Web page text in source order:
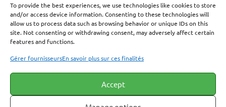
To provide the best experiences, we use technologies like cookies to store
and/or access device information. Consenting to these technologies will
allow us to process data such as browsing behavior or unique IDs on this
site. Not consenting or withdrawing consent, may adversely affect certain
features and functions.
Gérer fournisseursEn savoir plus sur ces finalités
Accept
Vous n’êtes pas encore inscrit chez ce bookmaker ?
Alors, cliquez sur le lien ci-dessus pour accéder au
formulaire d’inscription 1xBet, puis saisissez le code
promo1x_3148947. Cela vous permettra de
30 % supplémentaires
bienvenue proposé par la plateforme.Par ailleurs,